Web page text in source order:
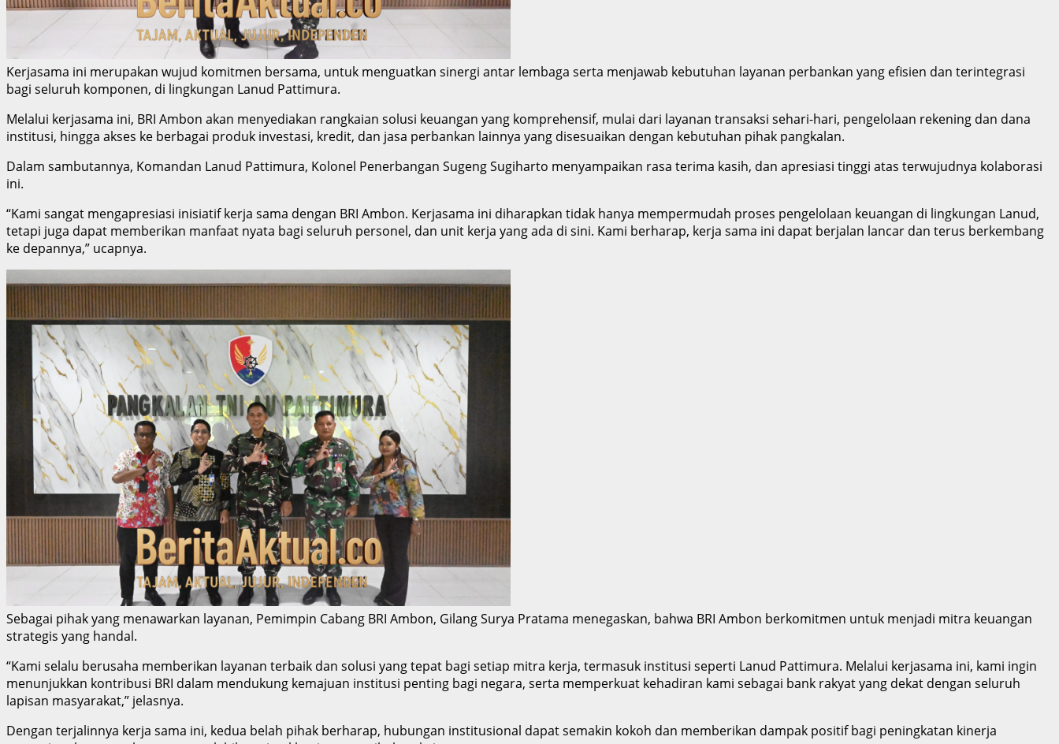
Kerjasama ini merupakan wujud komitmen bersama, untuk menguatkan sinergi antar lembaga serta menjawab kebutuhan layanan perbankan yang efisien dan terintegrasi
bagi seluruh komponen, di lingkungan Lanud Pattimura.
Melalui kerjasama ini, BRI Ambon akan menyediakan rangkaian solusi keuangan yang komprehensif, mulai dari layanan transaksi sehari-hari, pengelolaan rekening dan dana
institusi, hingga akses ke berbagai produk investasi, kredit, dan jasa perbankan lainnya yang disesuaikan dengan kebutuhan pihak pangkalan.
Dalam sambutannya, Komandan Lanud Pattimura, Kolonel Penerbangan Sugeng Sugiharto menyampaikan rasa terima kasih, dan apresiasi tinggi atas terwujudnya kolaborasi
ini.
“Kami sangat mengapresiasi inisiatif kerja sama dengan BRI Ambon. Kerjasama ini diharapkan tidak hanya mempermudah proses pengelolaan keuangan di lingkungan Lanud,
tetapi juga dapat memberikan manfaat nyata bagi seluruh personel, dan unit kerja yang ada di sini. Kami berharap, kerja sama ini dapat berjalan lancar dan terus berkembang
ke depannya,” ucapnya.
Sebagai pihak yang menawarkan layanan, Pemimpin Cabang BRI Ambon, Gilang Surya Pratama menegaskan, bahwa BRI Ambon berkomitmen untuk menjadi mitra keuangan
strategis yang handal.
“Kami selalu berusaha memberikan layanan terbaik dan solusi yang tepat bagi setiap mitra kerja, termasuk institusi seperti Lanud Pattimura. Melalui kerjasama ini, kami ingin
menunjukkan kontribusi BRI dalam mendukung kemajuan institusi penting bagi negara, serta memperkuat kehadiran kami sebagai bank rakyat yang dekat dengan seluruh
lapisan masyarakat,” jelasnya.
Dengan terjalinnya kerja sama ini, kedua belah pihak berharap, hubungan institusional dapat semakin kokoh dan memberikan dampak positif bagi peningkatan kinerja